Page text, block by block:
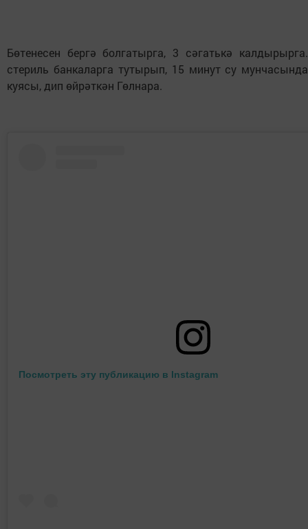
Бөтенесен бергә болгатырга, 3 сәгатькә
стериль банкаларга тутырып, 15 минут су
куясы, дип өйрәткән Гөлнара.
Посмотреть эту публикацию в Instagram